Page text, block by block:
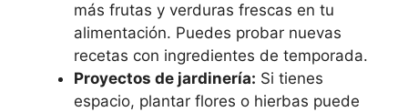
más frutas y verduras frescas en tu
alimentación. Puedes probar nuevas
recetas con ingredientes de temporada.
Proyectos de jardinería: Si tienes
espacio, plantar flores o hierbas puede